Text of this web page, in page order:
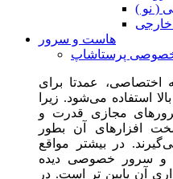
( نو )
هاست و سرور
پرستاشاپ
اختصاصی، عمدتا برای
استفاده می‌شود. زیرا
مجازی قدرت و
افزارهای آن بطور
در بیشتر مواقع
و سرور خصوصی دیده
آن پایین تر است. در